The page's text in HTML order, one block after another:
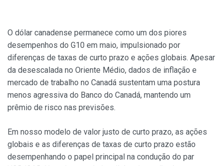
O dólar canadense permanece como um dos piores
desempenhos do G10 em maio, impulsionado por
diferenças de taxas de curto prazo e ações globais. Apesar
da desescalada no Oriente Médio, dados de inflação e
mercado de trabalho no Canadá sustentam uma postura
menos agressiva do Banco do Canadá, mantendo um
prêmio de risco nas previsões.
Em nosso modelo de valor justo de curto prazo, as ações
globais e as diferenças de taxas de curto prazo estão
desempenhando o papel principal na condução do par